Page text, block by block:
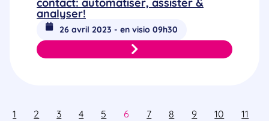
contact: automatiser, assister &
analyser!
26 avril 2023 - en visio 09h30
1 2 3 4 5 6 7 8 9 10
11